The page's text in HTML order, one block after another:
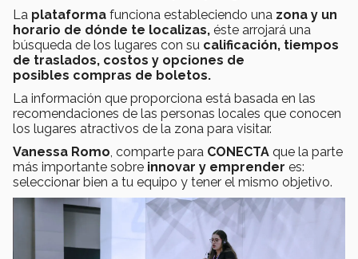
La plataforma funciona estableciendo una zona y un
horario de dónde te localizas, éste arrojará una
búsqueda de los lugares con su calificación, tiempos
de traslados, costos y opciones de
posibles compras de boletos.
La información que proporciona está basada en las
recomendaciones de las personas locales que conocen
los lugares atractivos de la zona para visitar.
Vanessa Romo , comparte para CONECTA que la parte
más importante sobre innovar y emprender es:
seleccionar bien a tu equipo y tener el mismo objetivo.